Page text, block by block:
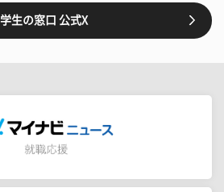
学生の窓口 公式X